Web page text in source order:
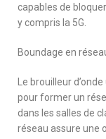
capables de
y compris la 5G.
Boundage en
Le brouilleur
pour former un
dans les salles de
réseau assure une